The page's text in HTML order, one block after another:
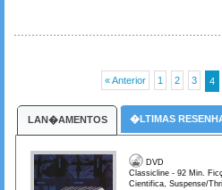
« Anterior 1 2 3 4
LAN�AMENTOS �LTIMAS
DVD
Classicline - 92 Min.
Cientifica, Suspense/